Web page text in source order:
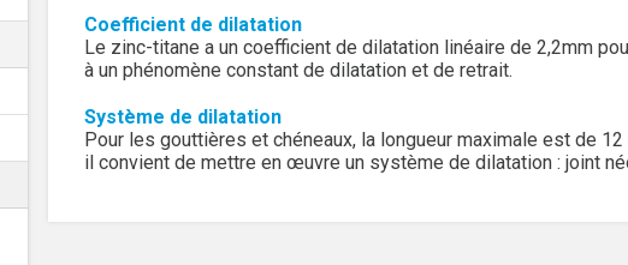
Coefficient de dilatation
Le zinc-titane a un coefficient de dilatation linéaire de 2,2mm
à un phénomène constant de dilatation et de retrait.
Système de dilatation
Pour les gouttières et chéneaux, la longueur maximale est de
il convient de mettre en œuvre un système de dilatation : joint